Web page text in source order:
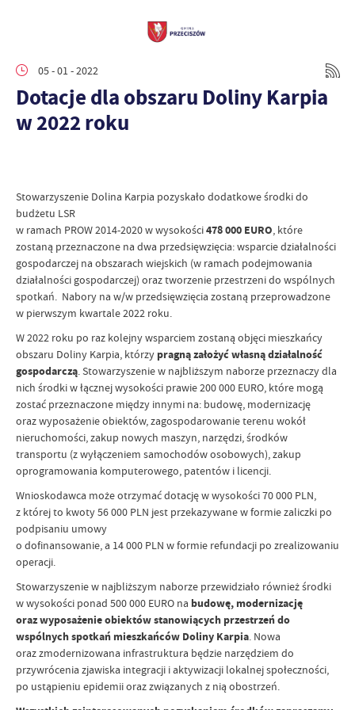
05 - 01 - 2022
Dotacje dla obszaru Doliny Karpia
w 2022 roku
Stowarzyszenie Dolina Karpia pozyskało dodatkowe środki do
budżetu LSR
w ramach PROW 2014-2020 w wysokości478 000 EURO, które
zostaną przeznaczone na dwa przedsięwzięcia: wsparcie działalności
gospodarczej na obszarach wiejskich (w ramach podejmowania
działalności gospodarczej) oraz tworzenie przestrzeni do wspólnych
spotkań. Nabory na w/w przedsięwzięcia zostaną przeprowadzone
w pierwszym kwartale 2022 roku.
W 2022 roku po raz kolejny wsparciem zostaną objęci mieszkańcy
obszaru Doliny Karpia, którzy pragną założyć własną działalność
gospodarczą. Stowarzyszenie w najbliższym naborze przeznaczy dla
nich środki w łącznej wysokości prawie 200 000 EURO, które mogą
zostać przeznaczone między innymi na: budowę, modernizację
oraz wyposażenie obiektów, zagospodarowanie terenu wokół
nieruchomości, zakup nowych maszyn, narzędzi, środków
transportu (z wyłączeniem samochodów osobowych), zakup
oprogramowania komputerowego, patentów i licencji.
Wnioskodawca może otrzymać dotację w wysokości 70 000 PLN,
z której to kwoty 56 000 PLN jest przekazywane w formie zaliczki po
podpisaniu umowy
o dofinansowanie, a 14 000 PLN w formie refundacji po zrealizowaniu
operacji.
Stowarzyszenie w najbliższym naborze przewidziało również środki
w wysokości ponad 500 000 EURO na budowę, modernizację
oraz wyposażenie obiektów stanowiących przestrzeń do
wspólnych spotkań mieszkańców Doliny Karpia. Nowa
oraz zmodernizowana infrastruktura będzie narzędziem do
przywrócenia zjawiska integracji i aktywizacji lokalnej społeczności,
po ustąpieniu epidemii oraz związanych z nią obostrzeń.